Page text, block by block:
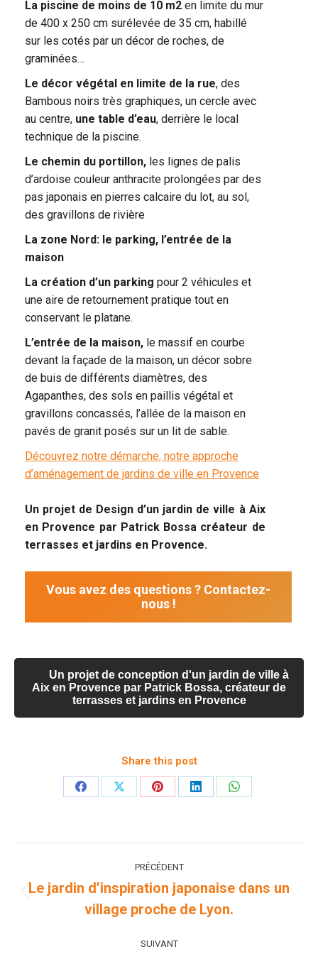
La piscine de moins de 10 m2 en limite du mur
de 400 x 250 cm surélevée de 35 cm, habillé
sur les cotés par un décor de roches, de
graminées…
Le décor végétal en limite de la rue, des
Bambous noirs très graphiques, un cercle avec
au centre, une table d’eau, derrière le local
technique de la piscine.
Le chemin du portillon, les lignes de palis
d’ardoise couleur anthracite prolongées par des
pas japonais en pierres calcaire du lot, au sol,
des gravillons de rivière
La zone Nord: le parking, l’entrée de la
maison
La création d’un parking pour 2 véhicules et
une aire de retournement pratique tout en
conservant le platane.
L’entrée de la maison, le massif en courbe
devant la façade de la maison, un décor sobre
de buis de différents diamètres, des
Agapanthes, des sols en paillis végétal et
gravillons concassés, l’allée de la maison en
pavés de granit posés sur un lit de sable.
Découvrez notre démarche, notre approche
d’aménagement de jardins de ville en Provence
Un projet de Design d’un jardin de ville à Aix
en Provence par Patrick Bossa créateur de
terrasses et jardins en Provence.
Vous avez des questions ? Contactez-
nous !
Un projet de conception d'un jardin de ville à
Aix en Provence par Patrick Bossa, créateur de
terrasses et jardins en Provence
Share this post
PartagerPartagerPartagerPartagerPartager
de
commentaire
PRÉCÉDENT
Onglet
précédent
Le jardin d’inspiration japonaise dans un
village proche de Lyon.
SUIVANT